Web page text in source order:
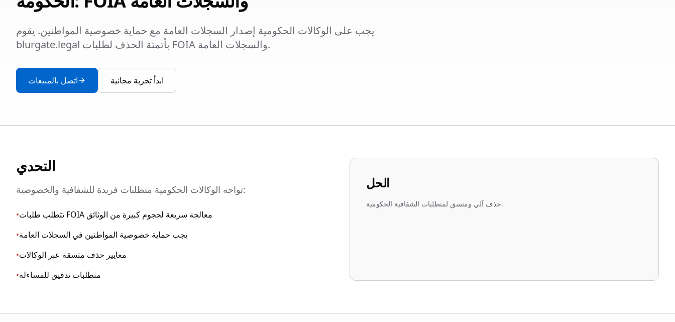
يجب على الوكالات الحكومية إصدار السجلات العامة مع حماية خصوصية المواطنين. يقوم
blurgate.legal بأتمتة الحذف لطلبات FOIA والسجلات العامة.
اتصل بالمبيعات ابدأ تجربة مجانية
التحدي
تواجه الوكالات الحكومية متطلبات فريدة للشفافية والخصوصية:
•
تتطلب طلبات FOIA معالجة سريعة لحجوم كبيرة من الوثائق
•يجب حماية خصوصية المواطنين في السجلات العامة
•معايير حذف متسقة عبر الوكالات
•متطلبات تدقيق للمساءلة
الحل
حذف آلي ومتسق لمتطلبات الشفافية الحكومية.